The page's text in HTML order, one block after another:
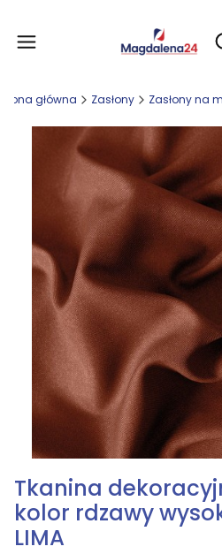
główna Zasłony Zasłony na
Tkanina
kolor rdzawy
LIMA